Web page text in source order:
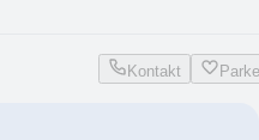
Kontakt